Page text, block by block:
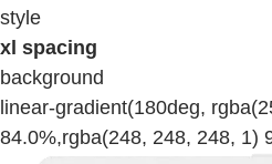
style
xl spacing
background
linear-gradient(180deg,
84.0%,rgba(248, 248, 248, 1)